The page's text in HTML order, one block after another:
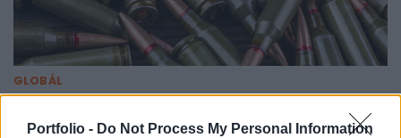
Portfolio - Do Not Process My Personal Information
GLOBÁL
Brutális tempóra kapcsol az amerikai
fegyvergyártó, gőzerővel pörgetik fel a